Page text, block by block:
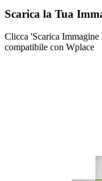
Scarica la Tua
Clicca 'Scarica Immagine
compatibile con Wplace